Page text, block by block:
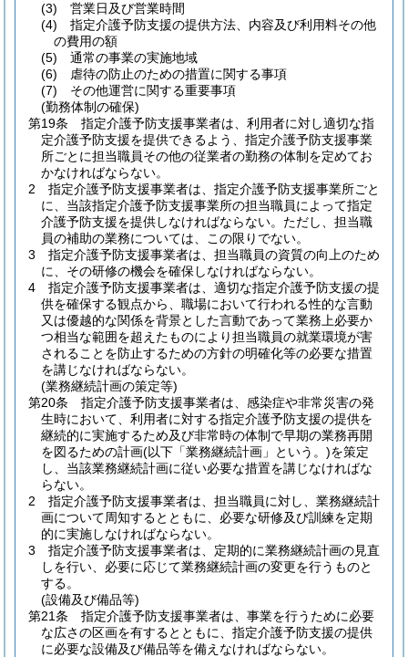
(3)
営業日及び営業時間
(4)
指定介護予防支援の提供方法、内容及び利用料その他
の費用の額
(5)
通常の事業の実施地域
(6)
虐待の防止のための措置に関する事項
(7)
その他運営に関する重要事項
(勤務体制の確保)
第19条
指定介護予防支援事業者は、利用者に対し適切な指
定介護予防支援を提供できるよう、指定介護予防支援事業
所ごとに担当職員その他の従業者の勤務の体制を定めてお
かなければならない。
2
指定介護予防支援事業者は、指定介護予防支援事業所ごと
に、当該指定介護予防支援事業所の担当職員によって指定
介護予防支援を提供しなければならない。 ただし、担当職
員の補助の業務については、この限りでない。
3
指定介護予防支援事業者は、担当職員の資質の向上のため
に、その研修の機会を確保しなければならない。
4
指定介護予防支援事業者は、適切な指定介護予防支援の提
供を確保する観点から、職場において行われる性的な言動
又は優越的な関係を背景とした言動であって業務上必要か
つ相当な範囲を超えたものにより担当職員の就業環境が害
されることを防止するための方針の明確化等の必要な措置
を講じなければならない。
(業務継続計画の策定等)
第20条
指定介護予防支援事業者は、感染症や非常災害の発
生時において、利用者に対する指定介護予防支援の提供を
継続的に実施するため及び非常時の体制で早期の業務再開
を図るための計画(以下「業務継続計画」という。)を策定
し、当該業務継続計画に従い必要な措置を講じなければな
らない。
2
指定介護予防支援事業者は、担当職員に対し、業務継続計
画について周知するとともに、必要な研修及び訓練を定期
的に実施しなければならない。
3
指定介護予防支援事業者は、定期的に業務継続計画の見直
しを行い、必要に応じて業務継続計画の変更を行うものと
する。
(設備及び備品等)
第21条
指定介護予防支援事業者は、事業を行うために必要
な広さの区画を有するとともに、指定介護予防支援の提供
に必要な設備及び備品等を備えなければならない。